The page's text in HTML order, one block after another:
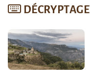
DÉCRYPTAGE